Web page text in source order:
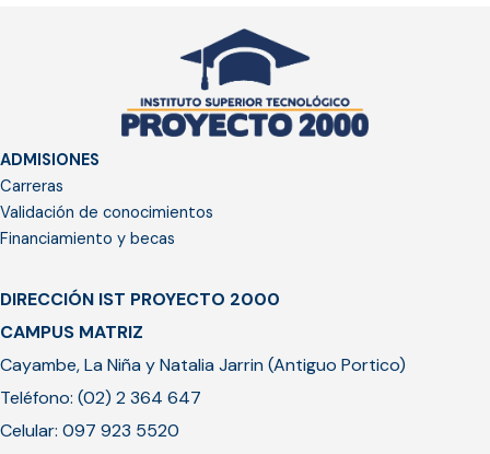
ADMISIONES
Carreras
Validación de conocimientos
Financiamiento y becas
DIRECCIÓN IST PROYECTO 2000
CAMPUS MATRIZ
Cayambe, La Niña y Natalia Jarrin (Antiguo Portico)
Teléfono: (02) 2 364 647
Celular: 097 923 5520